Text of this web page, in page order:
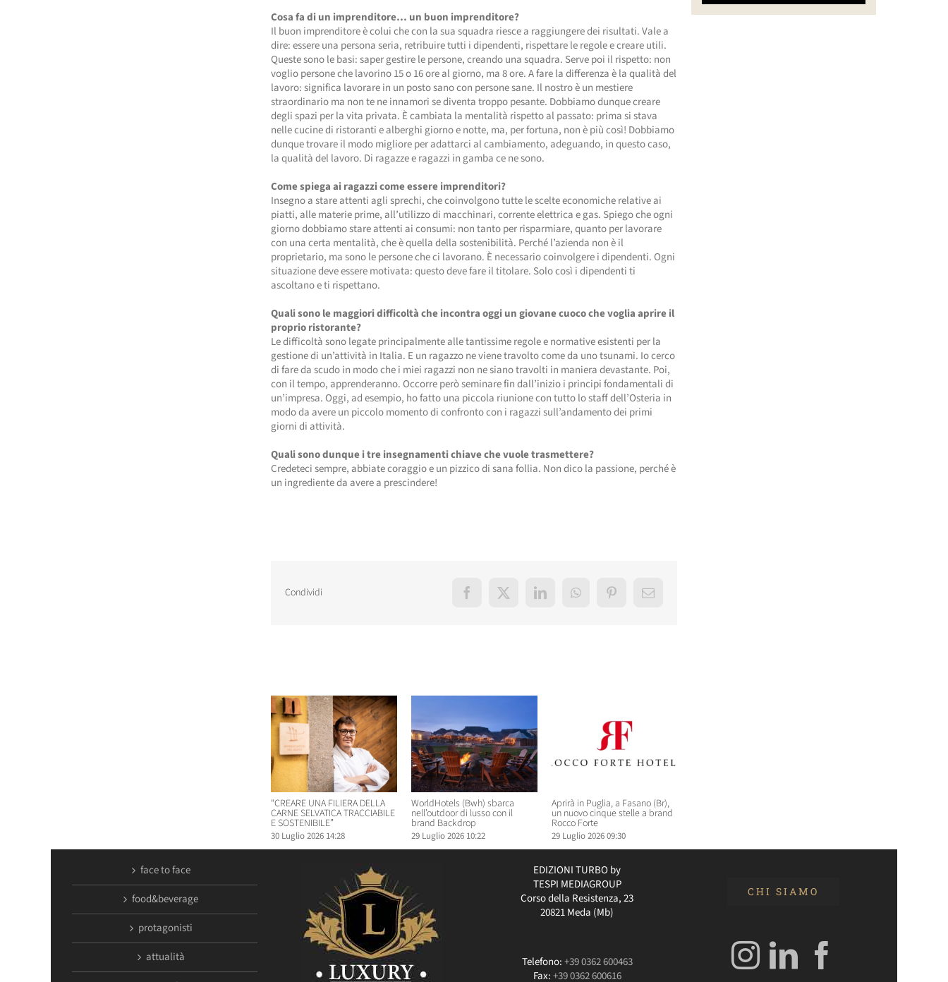
Cosa fa di un imprenditore… un buon imprenditore?
Il buon imprenditore è colui che con la sua squadra riesce a raggiungere dei risultati. Vale a
dire: essere una persona seria, retribuire tutti i dipendenti, rispettare le regole e creare utili.
Queste sono le basi: saper gestire le persone, creando una squadra. Serve poi il rispetto: non
voglio persone che lavorino 15 o 16 ore al giorno, ma 8 ore. A fare la differenza è la qualità del
lavoro: significa lavorare in un posto sano con persone sane. Il nostro è un mestiere
straordinario ma non te ne innamori se diventa troppo pesante. Dobbiamo dunque creare
degli spazi per la vita privata. È cambiata la mentalità rispetto al passato: prima si stava
nelle cucine di ristoranti e alberghi giorno e notte, ma, per fortuna, non è più così! Dobbiamo
dunque trovare il modo migliore per adattarci al cambiamento, adeguando, in questo caso,
la qualità del lavoro. Di ragazze e ragazzi in gamba ce ne sono.
Come spiega ai ragazzi come essere imprenditori?
Insegno a stare attenti agli sprechi, che coinvolgono tutte le scelte economiche relative ai
piatti, alle materie prime, all’utilizzo di macchinari, corrente elettrica e gas. Spiego che ogni
giorno dobbiamo stare attenti ai consumi: non tanto per risparmiare, quanto per lavorare
con una certa mentalità, che è quella della sostenibilità. Perché l’azienda non è il
proprietario, ma sono le persone che ci lavorano. È necessario coinvolgere i dipendenti. Ogni
situazione deve essere motivata: questo deve fare il titolare. Solo così i dipendenti ti
ascoltano e ti rispettano.
Quali sono le maggiori difficoltà che incontra oggi un giovane cuoco che voglia aprire il
proprio ristorante?
Le difficoltà sono legate principalmente alle tantissime regole e normative esistenti per la
gestione di un’attività in Italia. E un ragazzo ne viene travolto come da uno tsunami. Io cerco
di fare da scudo in modo che i miei ragazzi non ne siano travolti in maniera devastante. Poi,
con il tempo, apprenderanno. Occorre però seminare fin dall’inizio i principi fondamentali di
un’impresa. Oggi, ad esempio, ho fatto una piccola riunione con tutto lo staff dell’Osteria in
modo da avere un piccolo momento di confronto con i ragazzi sull’andamento dei primi
giorni di attività.
Quali sono dunque i tre insegnamenti chiave che vuole trasmettere?
Credeteci sempre, abbiate coraggio e un pizzico di sana follia. Non dico la passione, perché è
un ingrediente da avere a prescindere!
Condividi Facebook
X LinkedInWhatsAppPinterestEmail
“CREARE UNA FILIERA DELLA
CARNE SELVATICA TRACCIABILE
E SOSTENIBILE”
30 Luglio 2026 14:28
WorldHotels (Bwh) sbarca
nell’outdoor di lusso con il
brand Backdrop
29 Luglio 2026 10:22
Aprirà in Puglia, a Fasano (Br),
un nuovo cinque stelle a brand
Rocco Forte
29 Luglio 2026 09:30
face to face
food&beverage
protagonisti
attualità
EDIZIONI TURBO by
TESPI MEDIAGROUP
Corso della Resistenza, 23
20821 Meda (Mb)
Telefono:+39 0362 600463
Fax:+39 0362 600616
CHI SIAMO